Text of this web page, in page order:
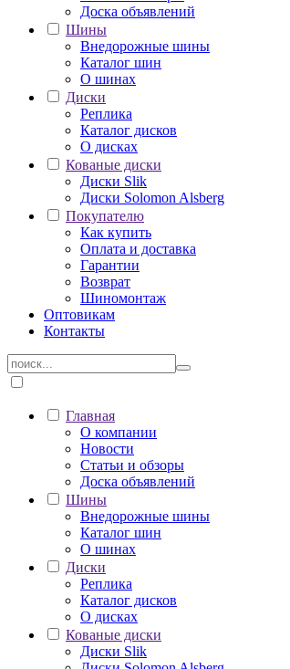
Доска объявлений
Шины
Внедорожные шины
Каталог шин
О шинах
Диски
Реплика
Каталог дисков
О дисках
Кованые диски
Диски Slik
Диски Solomon Alsberg
Покупателю
Как купить
Оплата и доставка
Гарантии
Возврат
Шиномонтаж
Оптовикам
Контакты
Главная
О компании
Новости
Статьи и обзоры
Доска объявлений
Шины
Внедорожные шины
Каталог шин
О шинах
Диски
Реплика
Каталог дисков
О дисках
Кованые диски
Диски Slik